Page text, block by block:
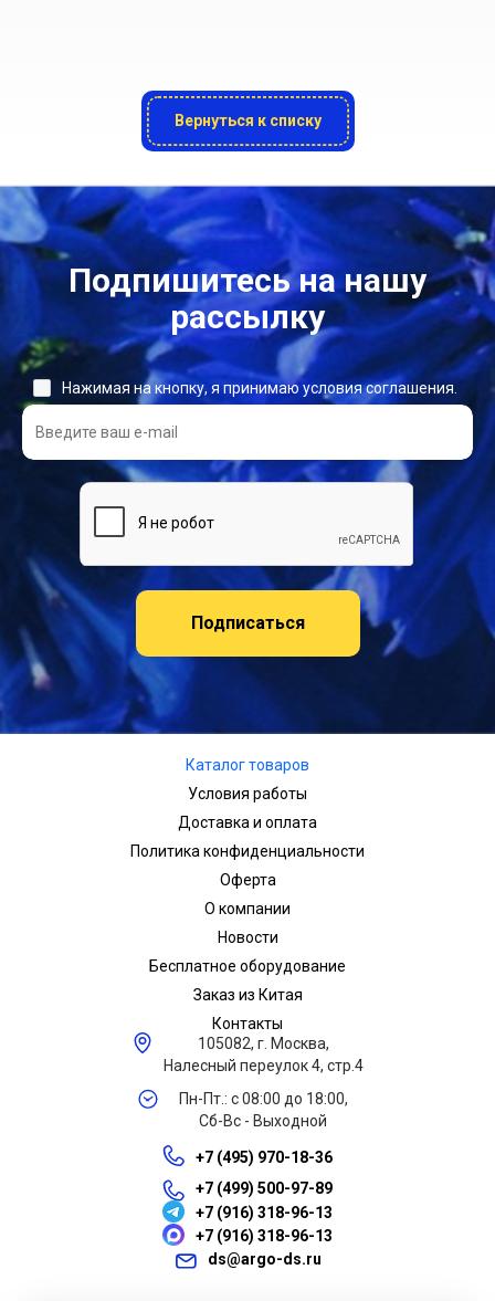
Вернуться к списку
Подпишитесь на нашу
рассылку
Подписаться
Нажимая на кнопку, я принимаю условия соглашения.
Каталог товаров
Условия работы
Доставка и оплата
Политика конфиденциальности
Оферта
О компании
Новости
Бесплатное оборудование
Заказ из Китая
Контакты
105082, г. Москва,
Налесный переулок 4, стр.4
Пн-Пт.: с 08:00 до 18:00,
Сб-Вс - Выходной
+7 (495) 970-18-36
+7 (499) 500-97-89
+7 (916) 318-96-13
+7 (916) 318-96-13
ds@argo-ds.ru